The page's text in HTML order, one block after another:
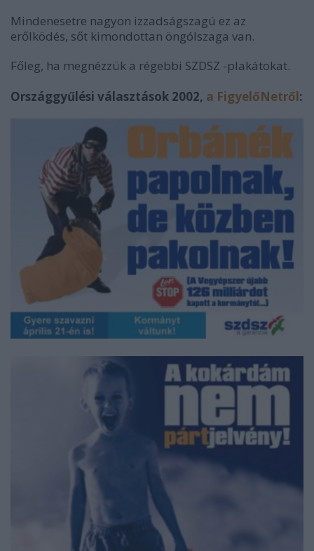
Mindenesetre nagyon izzadságszagú ez az
erőlködés, sőt kimondottan öngólszaga van.
Főleg, ha megnézzük a régebbi SZDSZ -plakátokat.
Országgyűlési választások 2002, a FigyelőNetről: